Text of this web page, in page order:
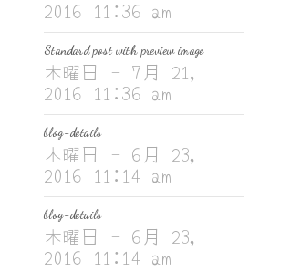
2016 11:36 am
Standard post with preview image
木曜日 - 7月 21,
2016 11:36 am
blog-details
木曜日 - 6月 23,
2016 11:14 am
blog-details
木曜日 - 6月 23,
2016 11:14 am